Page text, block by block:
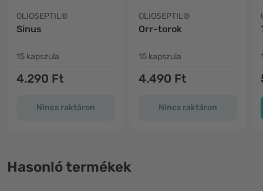
OLIOSEPTIL®
Sinus
15 kapszula
4.290 Ft
Nincs raktáron
OLIOSEPTIL®
Orr-torok
15 kapszula
4.490 Ft
Nincs raktáron
Hasonló termékek